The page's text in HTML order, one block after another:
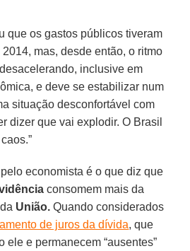
que os gastos públicos tiveram
mas, desde então, o ritmo
inclusive em
e deve se estabilizar num
situação desconfortável com
dizer que vai explodir. O Brasil
pelo economista é o que diz que
consomem mais da
União. Quando considerados
de juros da dívida, que
ele e permanecem “ausentes”